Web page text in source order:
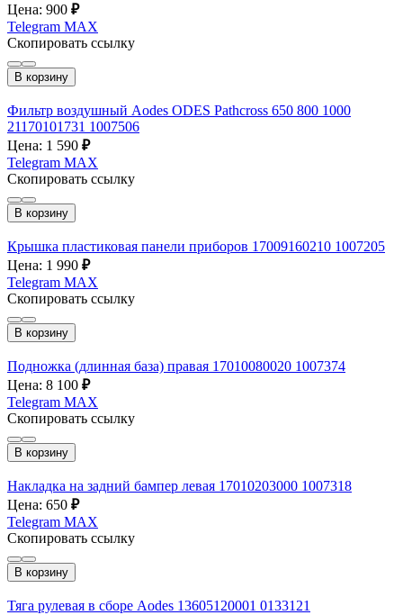
Цена: 900 ₽
Telegram MAX
Скопировать ссылку
В корзину
Фильтр воздушный Aodes ODES Pathcross 650 800 1000
21170101731 1007506
Цена: 1 590 ₽
Telegram MAX
Скопировать ссылку
В корзину
Крышка пластиковая панели приборов 17009160210 1007205
Цена: 1 990 ₽
Telegram MAX
Скопировать ссылку
В корзину
Подножка (длинная база) правая 17010080020 1007374
Цена: 8 100 ₽
Telegram MAX
Скопировать ссылку
В корзину
Накладка на задний бампер левая 17010203000 1007318
Цена: 650 ₽
Telegram MAX
Скопировать ссылку
В корзину
Тяга рулевая в сборе Aodes 13605120001 0133121